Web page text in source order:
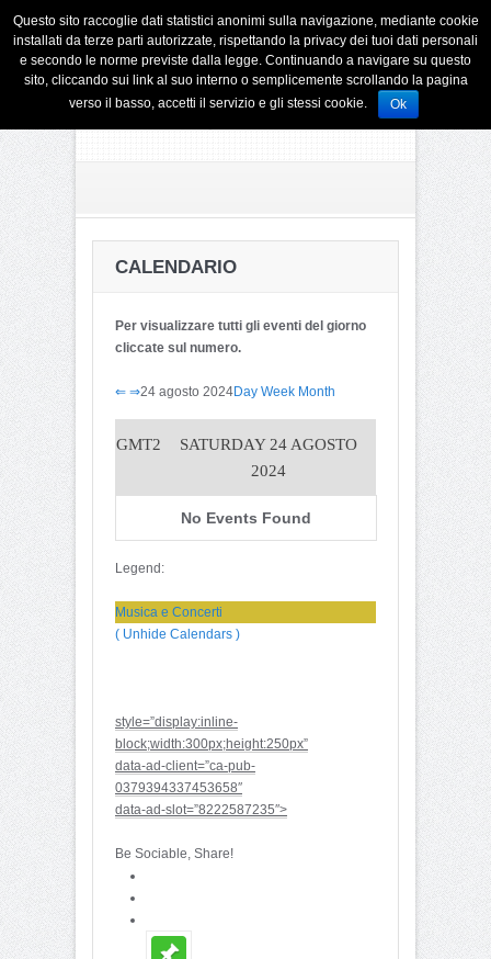
CALENDARIO
Per visualizzare tutti gli eventi del giorno
cliccate sul numero.
⇐ ⇒24 agosto 2024Day Week Month
GMT2
SATURDAY 24 AGOSTO
2024
No Events Found
Legend:
Musica e Concerti
( Unhide Calendars )
style=”display:inline-
block;width:300px;height:250px”
data-ad-client=”ca-pub-
0379394337453658″
data-ad-slot=”8222587235″>
Be Sociable, Share!
Questo sito raccoglie dati statistici anonimi sulla navigazione, mediante cookie
installati da terze parti autorizzate, rispettando la privacy dei tuoi dati personali
e secondo le norme previste dalla legge. Continuando a navigare su questo
sito, cliccando sui link al suo interno o semplicemente scrollando la pagina
verso il basso, accetti il servizio e gli stessi cookie.
Ok